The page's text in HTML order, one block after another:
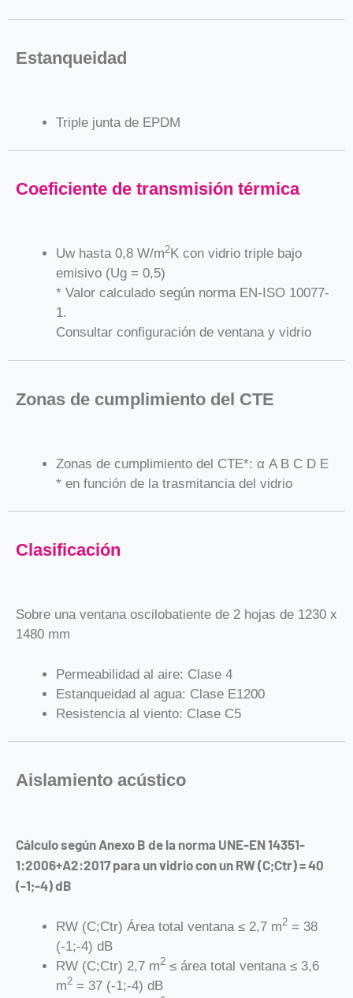
Estanqueidad
Triple junta de EPDM
Coeficiente de transmisión térmica
Uw hasta 0,8 W/m2 K con vidrio triple bajo
emisivo (Ug = 0,5)
* Valor calculado según norma EN-ISO 10077-
1.
Consultar configuración de ventana y vidrio
Zonas de cumplimiento del CTE
Zonas de cumplimiento del CTE*: α A B C D E
* en función de la trasmitancia del vidrio
Clasificación
Sobre una ventana oscilobatiente de 2 hojas de 1230 x
1480 mm
Permeabilidad al aire: Clase 4
Estanqueidad al agua: Clase E1200
Resistencia al viento: Clase C5
Aislamiento acústico
Cálculo según Anexo B de la norma UNE-EN 14351-
1:2006+A2:2017 para un vidrio con un RW (C;Ctr) = 40
(-1;-4) dB
RW (C;Ctr) Área total ventana ≤ 2,7 m2 = 38
(-1;-4) dB
RW (C;Ctr) 2,7 m2 ≤ área total ventana ≤ 3,6
m2 = 37 (-1;-4) dB